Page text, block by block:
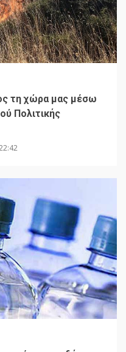
τη χώρα μας μέσω
Πολιτικής